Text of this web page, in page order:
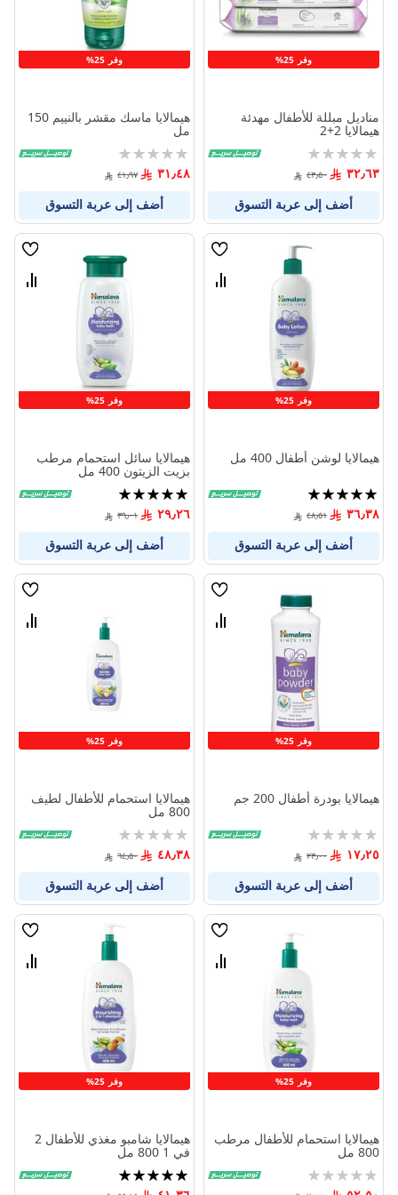
وفر 25%
مناديل مبللة للأطفال مهدئة
هيمالايا 2+2
Rating:
0%
٣٢٫٦٣ ٤٣٫٥٠
أضف إلى عربة التسوق
وفر 25%
هيمالايا ماسك مقشر بالنييم 150
مل
Rating:
0%
٣١٫٤٨ ٤١٫٩٧
أضف إلى عربة التسوق
وفر 25%
قائمة
قارن
هيمالايا لوشن أطفال 400 مل
تقييم:
100%
٣٦٫٣٨ ٤٨٫٥١
أضف إلى عربة التسوق
وفر 25%
قائمة
قارن
هيمالايا سائل استحمام مرطب
بزيت الزيتون 400 مل
تقييم:
100%
٢٩٫٢٦ ٣٩٫٠١
أضف إلى عربة التسوق
وفر 25%
قائمة
قارن
هيمالايا بودرة أطفال 200 جم
Rating:
0%
١٧٫٢٥ ٢٣٫٠٠
أضف إلى عربة التسوق
وفر 25%
قائمة
قارن
هيمالايا استحمام للأطفال لطيف
800 مل
Rating:
0%
٤٨٫٣٨ ٦٤٫٥٠
أضف إلى عربة التسوق
وفر 25%
قائمة
قارن
هيمالايا استحمام للأطفال مرطب
800 مل
Rating:
0%
وفر 25%
قائمة
قارن
هيمالايا شامبو مغذي للأطفال 2
في 1 800 مل
تقييم:
100%